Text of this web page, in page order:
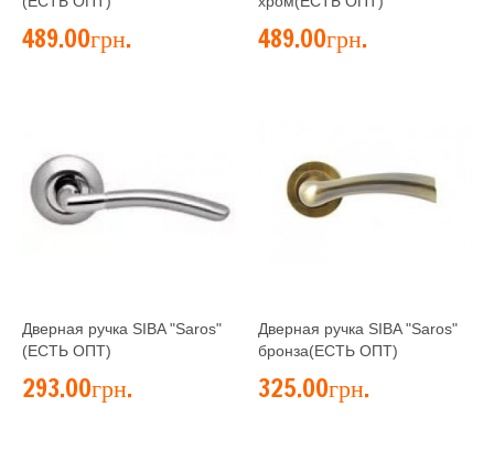
489.00грн. 489.00грн.
Дверная ручка SIBA "Saros"
(ЕСТЬ ОПТ)
293.00грн.
Дверная ручка SIBA "Saros"
бронза(ЕСТЬ ОПТ)
325.00грн.